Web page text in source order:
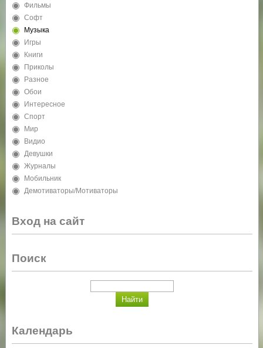
Фильмы
Софт
Музыка
Игры
Книги
Приколы
Разное
Обои
Интересное
Спорт
Мир
Видио
Девушки
Журналы
Мобильник
Демотиваторы/Мотиваторы
Вход на сайт
Поиск
Календарь